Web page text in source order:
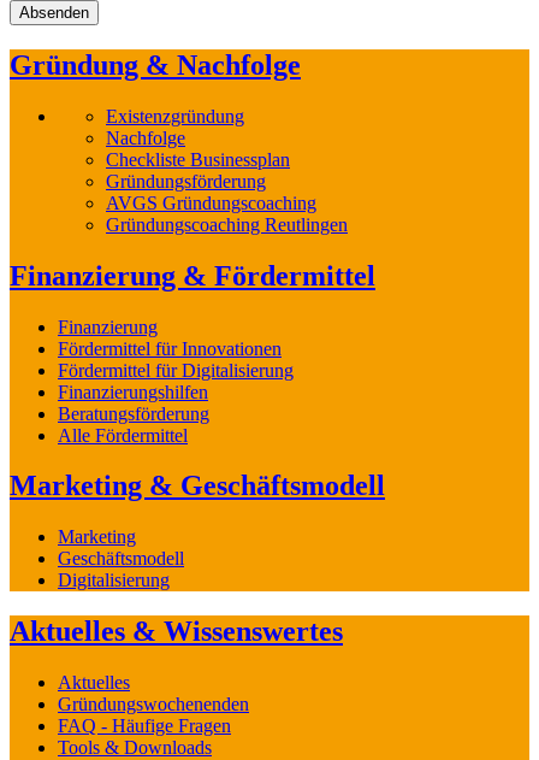
Gründung & Nachfolge
Existenzgründung
Nachfolge
Checkliste Businessplan
Gründungsförderung
AVGS Gründungscoaching
Gründungscoaching Reutlingen
Finanzierung & Fördermittel
Finanzierung
Fördermittel für Innovationen
Fördermittel für Digitalisierung
Finanzierungshilfen
Beratungsförderung
Alle Fördermittel
Marketing & Geschäftsmodell
Marketing
Geschäftsmodell
Digitalisierung
Aktuelles & Wissenswertes
Aktuelles
Gründungswochenenden
FAQ - Häufige Fragen
Tools & Downloads